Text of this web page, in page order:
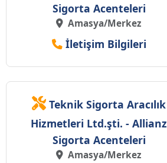
Sigorta Acenteleri
Amasya/Merkez
İletişim Bilgileri
Teknik Sigorta Aracılık
Hizmetleri Ltd.şti. - Allianz
Sigorta Acenteleri
Amasya/Merkez